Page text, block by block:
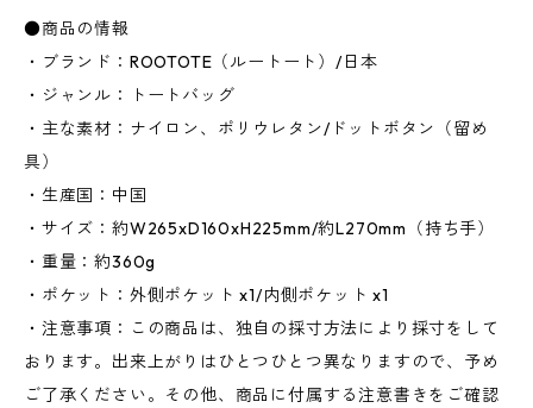
●商品の情報
・ブランド：ROOTOTE（ルートート）/日本
・ジャンル：トートバッグ
・主な素材：ナイロン、ポリウレタン/ドットボタン（留め
具）
・生産国：中国
・サイズ：約W265xD160xH225mm/約L270mm（持ち手）
・重量：約360g
・ポケット：外側ポケット x1/内側ポケット x1
・注意事項：この商品は、独自の採寸方法により採寸をして
おります。出来上がりはひとつひとつ異なりますので、予め
ご了承ください。その他、商品に付属する注意書きをご確認